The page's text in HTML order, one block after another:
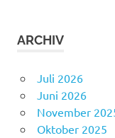
ARCHIV
Juli 2026
Juni 2026
November
Oktober 2025